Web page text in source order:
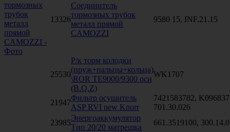
13326
Соединитель
тормозных трубок
металл прямой
CAMOZZI
9580 15, INF.21.15
25530
Р/к торм колодки
(пруж+пальцы+кольца)
\ROR TE9000/9300 оси
(B.Q.Z)
WK1707
21947
Фильтр осушитель
ASP RVI new Knorr
7421583782,
701.30.026
23985
Энергоаккумулятор
Тип 20/20 матрешка
661.3519100,